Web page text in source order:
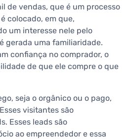
de vendas, que é um processo
colocado, em que,
um interesse nele pelo
gerada uma familiaridade.
confiança no comprador, o
de que ele compre o que
seja o orgânico ou o pago,
visitantes são
Esses leads são
ao empreendedor e essa